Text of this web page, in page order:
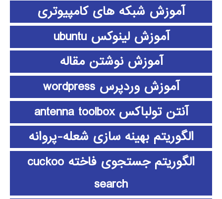
آموزش شبکه های کامپیوتری
آموزش لینوکس ubuntu
آموزش نوشتن مقاله
آموزش وردپرس wordpress
آنتن تولباکس antenna toolbox
الگوریتم بهینه سازی شعله-پروانه
الگوریتم جستجوی فاخته cuckoo
search